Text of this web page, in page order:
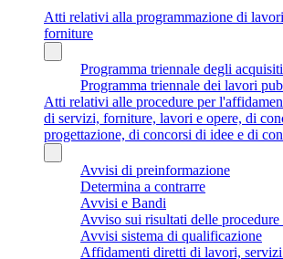
Atti relativi alla programmazione di
forniture
Programma triennale degli
Programma triennale dei lavori
Atti relativi alle procedure per
di servizi, forniture, lavori e opere, di
progettazione, di concorsi di idee e di
Avvisi di preinformazione
Determina a contrarre
Avvisi e Bandi
Avviso sui risultati delle
Avvisi sistema di qualificazione
Affidamenti diretti di lavori,